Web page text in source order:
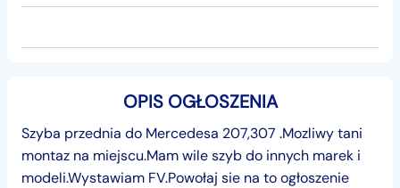
OPIS OGŁOSZENIA
Szyba przednia do Mercedesa 207,307 .Mozliwy tani
montaz na miejscu.Mam wile szyb do innych marek i
modeli.Wystawiam FV.Powołaj sie na to ogłoszenie